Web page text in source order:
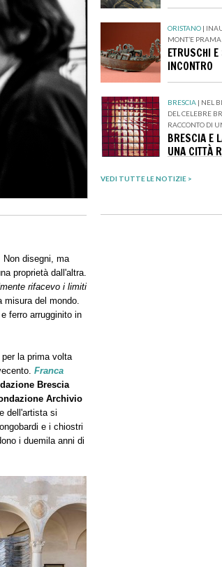
Non disegni, ma
proprietà dall'altra.
rifacevo i limiti
misura del mondo.
ferro arrugginito in
la prima volta
Franca
Brescia
Archivio
dell'artista si
e i chiostri
i duemila anni di
ORISTANO |
MONT’E PRAMA
ETRUSCHI
INCONTRO
BRESCIA | NEL
DEL CELEBRE
RACCONTO DI
BRESCIA E
UNA CITTÀ
VEDI TUTTE LE NOTIZIE >